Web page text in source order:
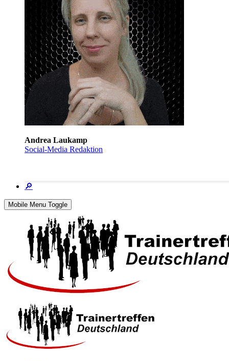
Andrea Laukamp
Social-Media Redaktion
🔎
Mobile Menu Toggle